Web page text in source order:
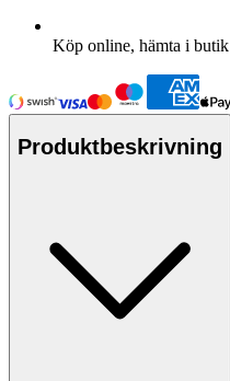
Köp online, hämta i butik
Produktbeskrivning